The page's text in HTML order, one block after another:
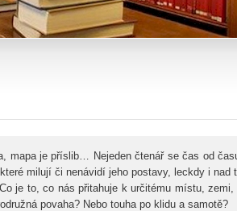
mapa je příslib… Nejeden čtenář se čas od
milují či nenávidí jeho postavy, leckdy i nad
je to, co nás přitahuje k určitému místu, zemi,
povaha? Nebo touha po klidu a samotě?